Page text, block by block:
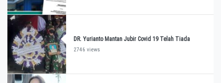
DR. Yurianto Mantan Jubir Covid 19 Telah Tiada
2746 views